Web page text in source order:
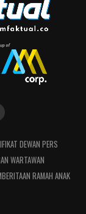
DEWAN PERS
WARTAWAN
RAMAH ANAK